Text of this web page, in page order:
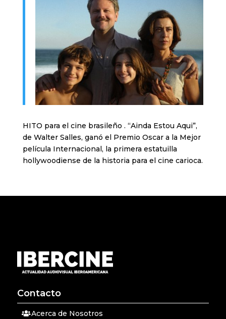
HITO para el cine brasileño . “Ainda Estou Aqui”,
de Walter Salles, ganó el Premio Oscar a la Mejor
película Internacional, la primera estatuilla
hollywoodiense de la historia para el cine carioca.
Contacto
Acerca de Nosotros